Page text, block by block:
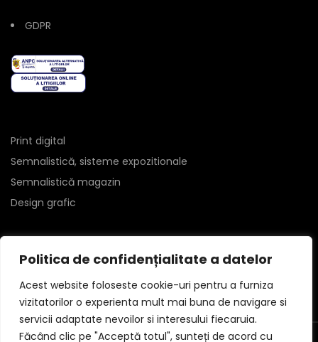
Politica de confidențialitate a datelor
Acest website foloseste cookie-uri pentru a furniza
vizitatorilor o experienta mult mai buna de navigare si
servicii adaptate nevoilor si interesului fiecaruia.
Făcând clic pe "Acceptă totul", sunteți de acord cu
GDPR
Print digital
Semnalistică, sisteme expozitionale
Semnalistică magazin
Design grafic